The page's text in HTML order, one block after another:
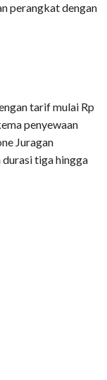
perangkat dengan
tarif mulai Rp
penyewaan
Juragan
durasi tiga hingga